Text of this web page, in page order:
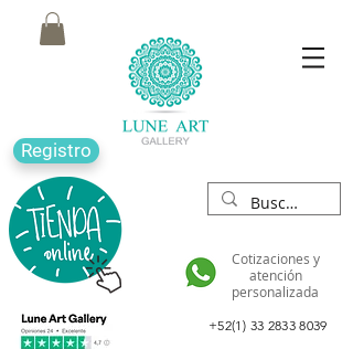
Registro
Cotizaciones y
atención
personalizada
+52(1) 33 2833 8039